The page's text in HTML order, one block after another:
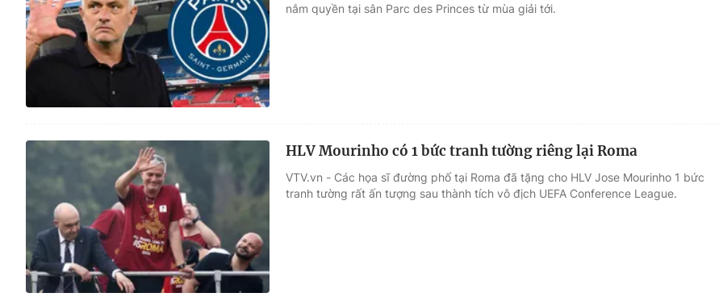
nắm quyền tại sân Parc des Princes từ mùa giải tới.
HLV Mourinho có 1 bức tranh tường riêng lại Roma
VTV.vn - Các họa sĩ đường phố tại Roma đã tặng cho HLV Jose Mourinho 1 bức
tranh tường rất ấn tượng sau thành tích vô địch UEFA Conference League.